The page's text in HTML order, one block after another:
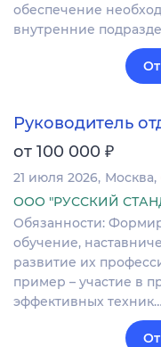
обеспечение
внутренние
Руководитель
от 100 000 ₽
21 июля 2026 Москва
ООО "РУССКИЙ
Обязанности:
обучение,
развитие их
пример – участие в
эффективных техник…